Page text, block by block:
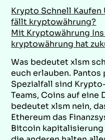
Krypto Schnell Kaufen
fällt kryptowährung?
Mit Kryptowährung
kryptowährung hat
Was bedeutet xlsm
euch erlauben.
Spezialfall sind
Teams, Coins auf eine
bedeutet xlsm nein,
Ethereum das
Bitcoin